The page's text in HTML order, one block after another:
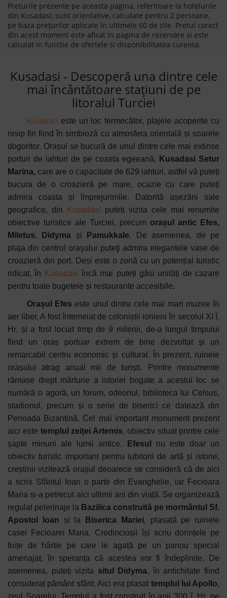
Preturile prezente pe aceasta pagina, referitoare la hotelurile
din Kusadasi, sunt orientative, calculate pentru 2 persoane,
pe baza prețurilor aplicate în ultimele 60 de zile. Pretul corect
din acest moment este afisat in pagina de rezervare si este
calculat in functie de ofertele si disponibilitatea curenta.
Kusadasi - Descoperă una dintre cele
mai încântătoare stațiuni de pe
litoralul Turciei
Kusadasi este un loc fermecător, plajele acoperite cu
nisip fin fiind în simbioză cu atmosfera orientală și soarele
dogoritor. Orașul se bucură de unul dintre cele mai extinse
porturi de iahturi de pe coasta egeeană, Kusadasi Setur
Marina, care are o capacitate de 629 iahturi, astfel vă puteți
bucura de o croazieră pe mare, ocazie cu care puteți
admira coasta și împrejurimile. Datorită așezării sale
geografice, din
Kusadasi puteți vizita cele mai renumite
obiective turistice ale Turciei, precum orașul antic Efes,
Miletus, Didyma și Pamukkale. De asemenea, de pe
plaja din centrul oraşului puteţi admira elegantele vase de
croazieră din port. Deși este o zonă cu un potențial turistic
ridicat, în
Kusadasi încă mai puteți găsi unități de cazare
pentru toate bugetele și restaurante accesibile.
Orașul Efes este unul dintre cele mai mari muzee în
aer liber. A fost întemeiat de coloniștii ionieni în secolul XI î.
Hr. și a fost locuit timp de 9 milenii, de-a lungul timpului
fiind un oraș portuar extrem de bine dezvoltat și un
remarcabil centru economic și cultural. În prezent, ruinele
orașului atrag anual mii de turiști. Printre monumente
rămase drept mărturie a istoriei bogate a acestui loc se
numără o agoră, un forum, odeonul, biblioteca lui Celsus,
stadionul, precum și o serie de biserici ce datează din
Perioada Bizantină. Cel mai important monument prezent
aici este templul zeiței Artemis, obiectiv situat printre cele
șapte minuni ale lumii antice.
Efesul nu este doar un
obiectiv turistic important pentru iubitorii de artă și istorie,
creștinii vizitează orașul deoarece se consideră că de aici
a scris Sfântul Ioan o parte din Evanghelie, iar Fecioara
Maria și-a petrecut aici ultimii ani din viață. Se organizează
regulat pelerinaje la Bazilica construită pe mormântul Sf.
Apostol Ioan și la Biserica Mariei, plasată pe ruinele
casei Fecioarei Maria. Credincioșii își scriu dorințele pe
foițe de hârtie pe care le agață pe un panou special
amenajat, în speranța că acestea vor fi îndeplinite.
De
asemenea, puteți vizita situl Didyma, în antichitate fiind
considerat pământ sfânt. Aici era plasat templul lui Apollo,
zeul Soarelui. Templul a fost construit în anii 300 î. Hr. pe